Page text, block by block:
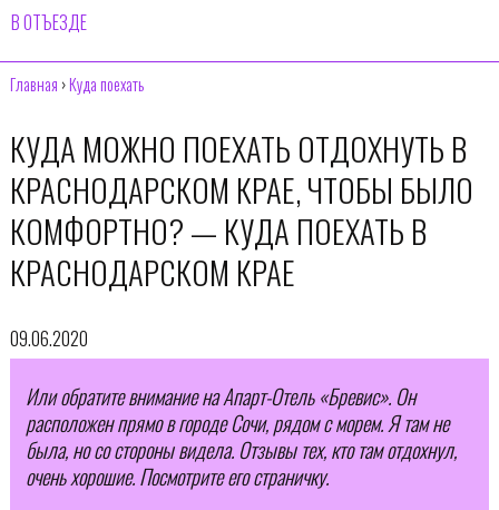
В ОТЪЕЗДЕ
Главная ›Куда поехать
КУДА МОЖНО ПОЕХАТЬ ОТДОХНУТЬ В
КРАСНОДАРСКОМ КРАЕ, ЧТОБЫ БЫЛО
КОМФОРТНО? — КУДА ПОЕХАТЬ В
КРАСНОДАРСКОМ КРАЕ
09.06.2020
Или обратите внимание на Апарт-Отель «Бревис». Он
расположен прямо в городе Сочи, рядом с морем. Я там не
была, но со стороны видела. Отзывы тех, кто там отдохнул,
очень хорошие. Посмотрите его страничку.